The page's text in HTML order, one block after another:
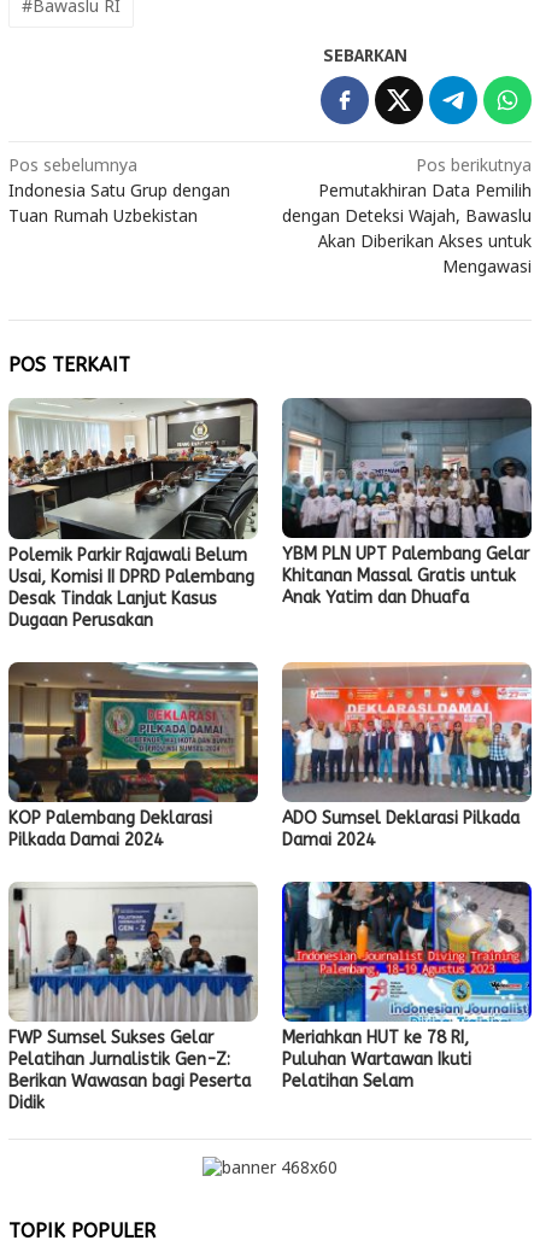
#Bawaslu RI
SEBARKAN
Navigasi
pos
Pos sebelumnya
Indonesia Satu Grup dengan
Tuan Rumah Uzbekistan
Pos berikutnya
Pemutakhiran Data Pemilih
dengan Deteksi Wajah, Bawaslu
Akan Diberikan Akses untuk
Mengawasi
POS TERKAIT
Polemik Parkir Rajawali Belum
Usai, Komisi II DPRD Palembang
Desak Tindak Lanjut Kasus
Dugaan Perusakan
YBM PLN UPT Palembang Gelar
Khitanan Massal Gratis untuk
Anak Yatim dan Dhuafa
KOP Palembang Deklarasi
Pilkada Damai 2024
ADO Sumsel Deklarasi Pilkada
Damai 2024
FWP Sumsel Sukses Gelar
Pelatihan Jurnalistik Gen-Z:
Berikan Wawasan bagi Peserta
Didik
Meriahkan HUT ke 78 RI,
Puluhan Wartawan Ikuti
Pelatihan Selam
TOPIK POPULER